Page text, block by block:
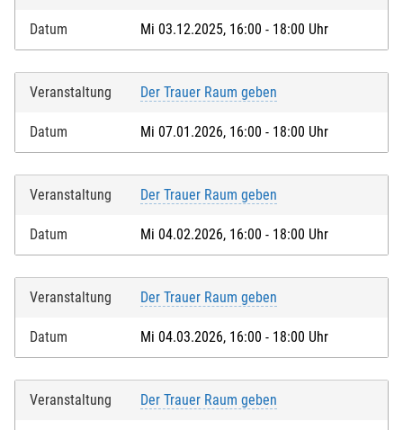
Datum Mi 03.12.2025, 16:00 - 18:00 Uhr
Veranstaltung Der Trauer Raum geben
Datum Mi 07.01.2026, 16:00 - 18:00 Uhr
Veranstaltung Der Trauer Raum geben
Datum Mi 04.02.2026, 16:00 - 18:00 Uhr
Veranstaltung Der Trauer Raum geben
Datum Mi 04.03.2026, 16:00 - 18:00 Uhr
Veranstaltung Der Trauer Raum geben